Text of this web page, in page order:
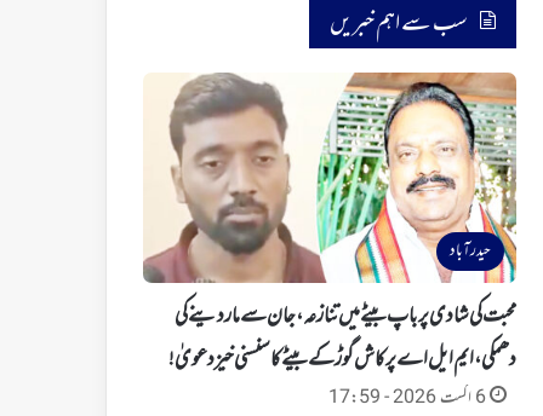
سب سے اہم خبریں
حیدرآباد
محبت کی شادی پر باپ بیٹے میں تنازعہ، جان سے ماردینے کی
دھمکی، ایم ایل اے پرکاش گوڑ کے بیٹے کا سنسنی خیز دعویٰ!
6 اگست 2026 - 17:59